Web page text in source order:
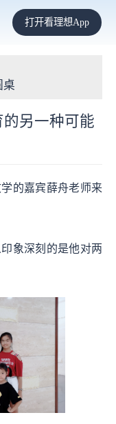
打开看理想App
桌
另一种可能
的嘉宾薛舟老师来
象深刻的是他对两